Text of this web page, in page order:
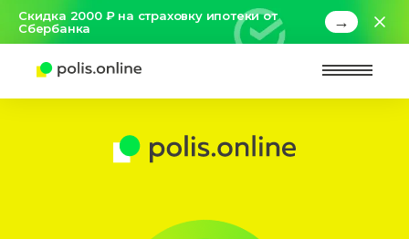
Скидка 2000 ₽ на страховку ипотеки от
Сбербанка
→